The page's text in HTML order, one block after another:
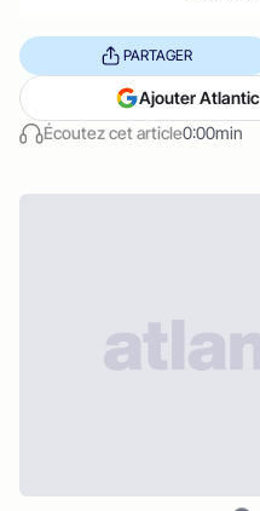
Écoutez cet article0:00min
PARTAGER
Ajouter